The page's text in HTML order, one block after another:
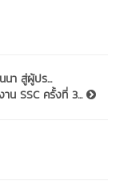
า สู่ผู้ปร...
น SSC ครั้งที่ 3...